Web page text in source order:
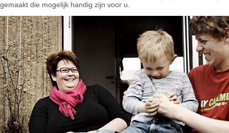
gemaakt die mogelijk handig zijn voor u.